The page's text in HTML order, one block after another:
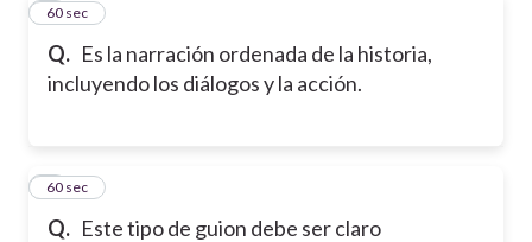
Q. Es la narración ordenada de la historia,
incluyendo los diálogos y la acción.
360 sec
Q. Este tipo de guion debe ser claro
460 sec